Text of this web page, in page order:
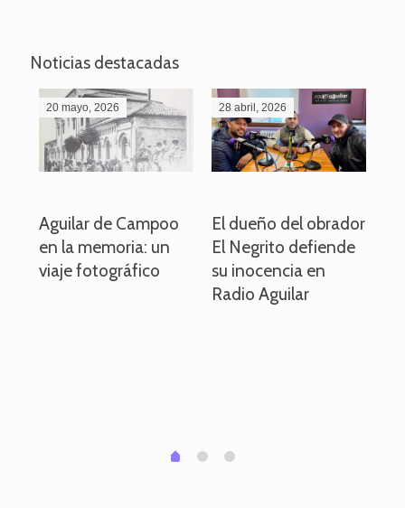
Noticias destacadas
20 mayo, 2026
Aguilar de Campoo
en la memoria: un
viaje fotográfico
28 abril, 2026
El dueño del obrador
El Negrito defiende
su inocencia en
Radio Aguilar
0 1 2